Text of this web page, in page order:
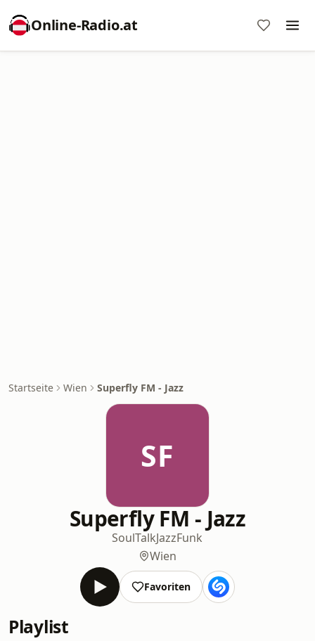
Online‑Radio.at
Startseite Wien Superfly FM - Jazz
SF
Superfly FM - Jazz
SoulTalkJazzFunk
Wien
Favoriten
Playlist